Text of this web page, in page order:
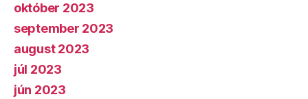
október 2023
september 2023
august 2023
júl 2023
jún 2023